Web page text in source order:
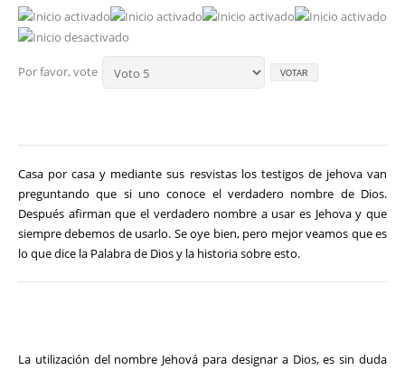
Por favor, vote
Casa por casa y mediante sus resvistas los testigos de jehova van
preguntando que si uno conoce el verdadero nombre de Dios.
Después afirman que el verdadero nombre a usar es Jehova y que
siempre debemos de usarlo. Se oye bien, pero mejor veamos que es
lo que dice la Palabra de Dios y la historia sobre esto.
La utilización del nombre Jehová para designar a Dios, es sin duda